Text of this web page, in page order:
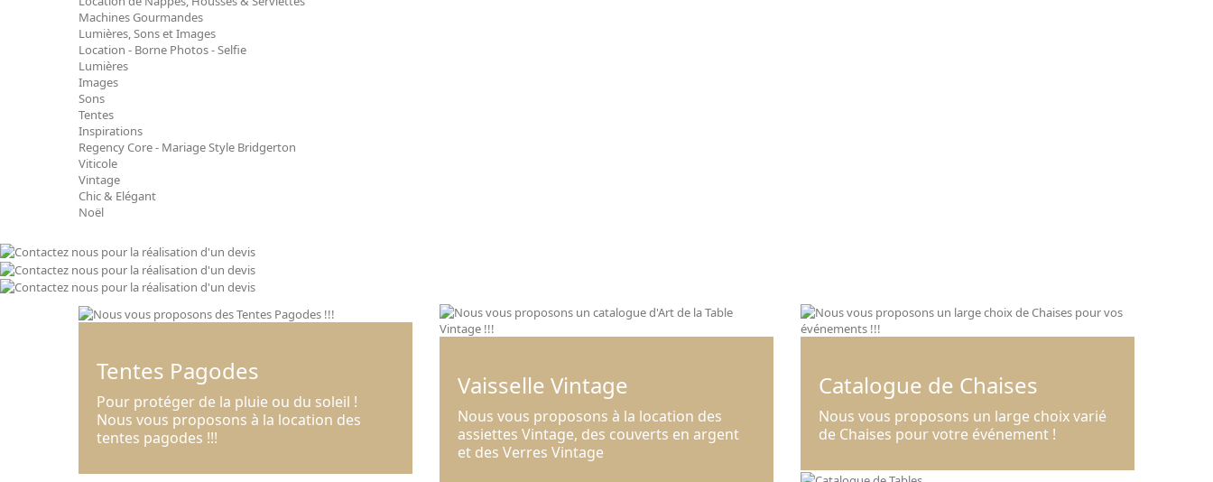
Machines Gourmandes
Lumières, Sons et Images
Location - Borne Photos - Selfie
Lumières
Images
Sons
Tentes
Inspirations
Regency Core - Mariage Style Bridgerton
Viticole
Vintage
Chic & Elégant
Noël
Tentes Pagodes
Pour protéger de la pluie ou du soleil !
Nous vous proposons à la location des
tentes pagodes !!!
Vaisselle Vintage
Nous vous proposons à la location des
assiettes Vintage, des couverts en argent
et des Verres Vintage
Catalogue de Chaises
Nous vous proposons un large choix varié
de Chaises pour votre événement !